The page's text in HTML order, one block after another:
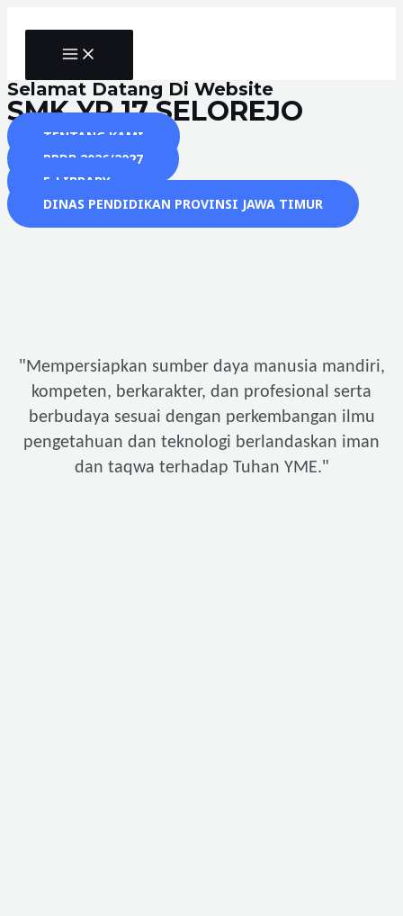
MAIN
MENU
Selamat Datang Di Website
SMK YP 17 SELOREJO
TENTANG KAMI
PPDB 2026/2027
E-LIBRARY
DINAS PENDIDIKAN PROVINSI JAWA TIMUR
"Mempersiapkan sumber daya manusia mandiri,
kompeten, berkarakter, dan profesional serta
berbudaya sesuai dengan perkembangan ilmu
pengetahuan dan teknologi berlandaskan iman
dan taqwa terhadap Tuhan YME."